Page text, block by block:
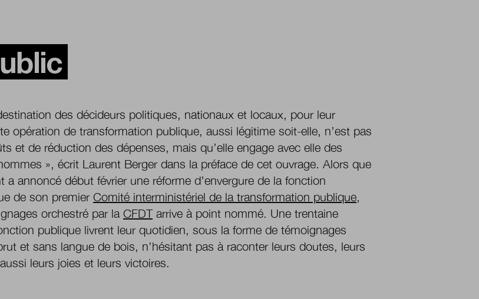
des décideurs politiques, nationaux et locaux, pour leur
opération de transformation publique, aussi légitime soit-elle, n’est pas
et de réduction des dépenses, mais qu’elle engage avec elle des
», écrit Laurent Berger dans la préface de cet ouvrage. Alors que
a annoncé début février une réforme d’envergure de la fonction
de son premier Comité interministériel de la transformation publique,
orchestré par la CFDTarrive à point nommé. Une trentaine
publique livrent leur quotidien, sous la forme de témoignages
et sans langue de bois, n’hésitant pas à raconter leurs doutes, leurs
leurs joies et leurs victoires.